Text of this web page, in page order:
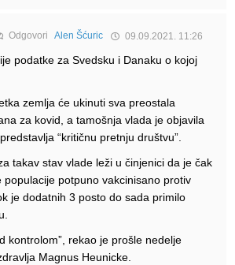
OdgovoriAlen Šćuric 09.09.2021. 11:26
podatke za Svedsku i Danaku o kojoj
zemlja će ukinuti sva preostala
za kovid, a tamošnja vlada je objavila
“kritičnu pretnju društvu”.
takav stav vlade leži u činjenici da je čak
populacije potpuno vakcinisano protiv
je dodatnih 3 posto do sada primilo
kontrolom”, rekao je prošle nedelje
Magnus Heunicke.